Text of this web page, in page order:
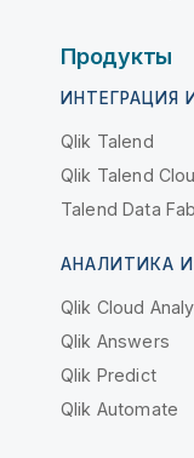
Продукты
ИНТЕГРАЦИЯ
Qlik Talend
Qlik Talend
Talend Data
АНАЛИТИКА
Qlik Cloud
Qlik Answers
Qlik Predict
Qlik Automate